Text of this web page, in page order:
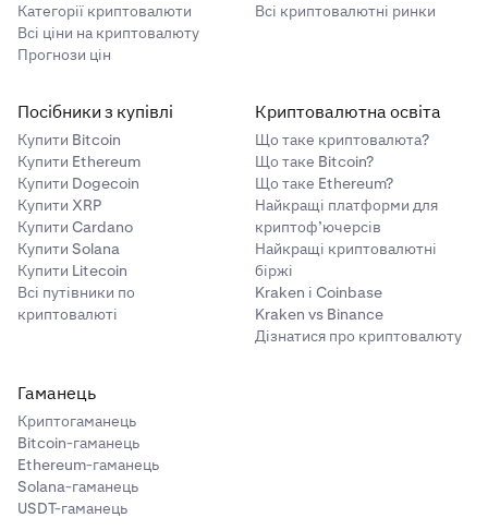
Категорії криптовалюти
Всі ціни на криптовалюту
Прогнози цін
Всі криптовалютні ринки
Посібники з купівлі
Купити Bitcoin
Купити Ethereum
Купити Dogecoin
Купити XRP
Купити Cardano
Купити Solana
Купити Litecoin
Всі путівники по
криптовалюті
Криптовалютна освіта
Що таке криптовалюта?
Що таке Bitcoin?
Що таке Ethereum?
Найкращі платформи для
криптоф’ючерсів
Найкращі криптовалютні
біржі
Kraken і Coinbase
Kraken vs Binance
Дізнатися про криптовалюту
Гаманець
Криптогаманець
Bitcoin-гаманець
Ethereum-гаманець
Solana-гаманець
USDT-гаманець